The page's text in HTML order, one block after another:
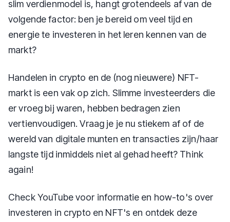
slim verdienmodel is, hangt grotendeels af van de
volgende factor: ben je bereid om veel tijd en
energie te investeren in het leren kennen van de
markt?
Handelen in crypto en de (nog nieuwere) NFT-
markt is een vak op zich. Slimme investeerders die
er vroeg bij waren, hebben bedragen zien
vertienvoudigen. Vraag je je nu stiekem af of de
wereld van digitale munten en transacties zijn/haar
langste tijd inmiddels niet al gehad heeft? Think
again!
Check YouTube voor informatie en how-to's over
investeren in crypto en NFT's en ontdek deze